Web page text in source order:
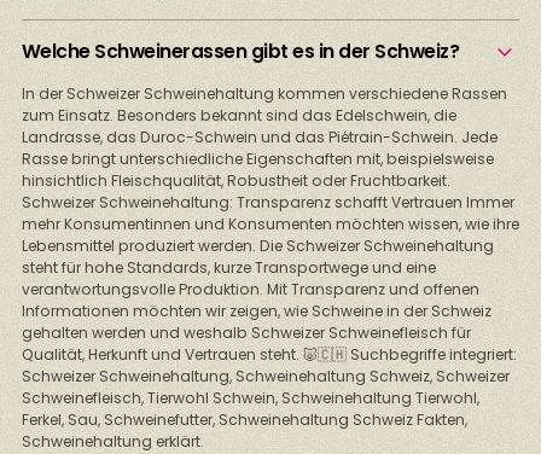
Welche Schweinerassen gibt es in der Schweiz?
In der Schweizer Schweinehaltung kommen verschiedene Rassen
zum Einsatz. Besonders bekannt sind das Edelschwein, die
Landrasse, das Duroc-Schwein und das Piétrain-Schwein. Jede
Rasse bringt unterschiedliche Eigenschaften mit, beispielsweise
hinsichtlich Fleischqualität, Robustheit oder Fruchtbarkeit.
Schweizer Schweinehaltung: Transparenz schafft Vertrauen Immer
mehr Konsumentinnen und Konsumenten möchten wissen, wie ihre
Lebensmittel produziert werden. Die Schweizer Schweinehaltung
steht für hohe Standards, kurze Transportwege und eine
verantwortungsvolle Produktion. Mit Transparenz und offenen
Informationen möchten wir zeigen, wie Schweine in der Schweiz
gehalten werden und weshalb Schweizer Schweinefleisch für
Qualität, Herkunft und Vertrauen steht. 🐷🇨🇭 Suchbegriffe integriert:
Schweizer Schweinehaltung, Schweinehaltung Schweiz, Schweizer
Schweinefleisch, Tierwohl Schwein, Schweinehaltung Tierwohl,
Ferkel, Sau, Schweinefutter, Schweinehaltung Schweiz Fakten,
Schweinehaltung erklärt.